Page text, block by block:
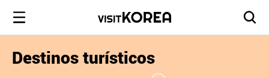
Destinos turísticos